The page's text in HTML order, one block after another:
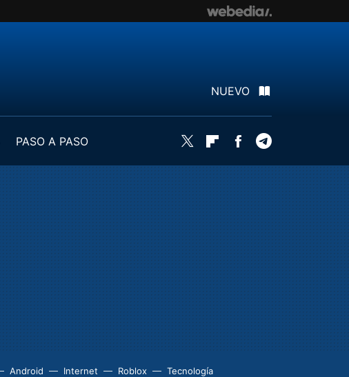
NUEVO
PASO A PASO
Twitter FlipboardFacebook
Android Internet Roblox Tecnología